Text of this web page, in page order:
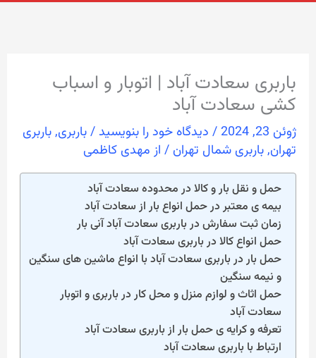
باربری سعادت آباد | اتوبار و اسباب
کشی سعادت آباد
ژوئن 23, 2024 / دیدگاه‌ خود را بنویسید /باربری,باربری
تهران,باربری شمال تهران / از مهدی کاظمی
حمل و نقل بار و کالا در محدوده سعادت آباد
بیمه ی معتبر در حمل انواع بار از سعادت آباد
زمان ثبت سفارش در باربری سعادت آباد آنی بار
حمل انواع کالا در باربری سعادت آباد
حمل بار در باربری سعادت آباد با انواع ماشین های سنگین
و نیمه سنگین
حمل اثاث و لوازم منزل و محل کار در باربری و اتوبار
سعادت آباد
تعرفه و کرایه ی حمل بار از باربری سعادت آباد
ارتباط با باربری سعادت آباد